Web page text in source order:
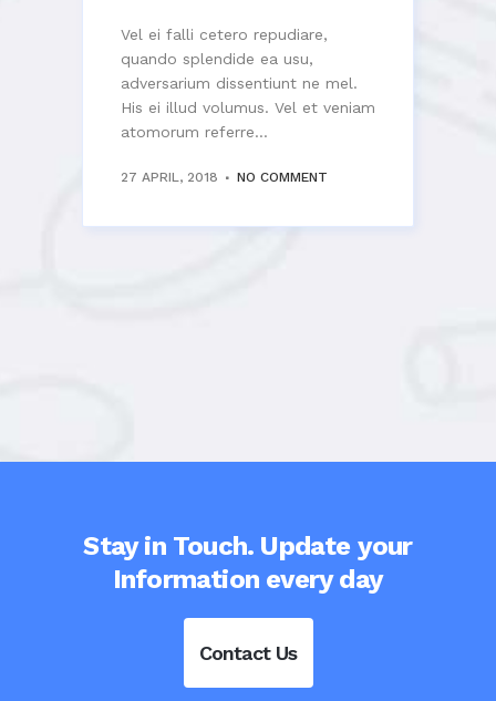
Vel ei falli cetero repudiare,
quando splendide ea usu,
adversarium dissentiunt ne mel.
His ei illud volumus. Vel et veniam
atomorum referre...
27 APRIL, 2018 NO COMMENT
Stay in Touch. Update your
Information every day
Contact Us